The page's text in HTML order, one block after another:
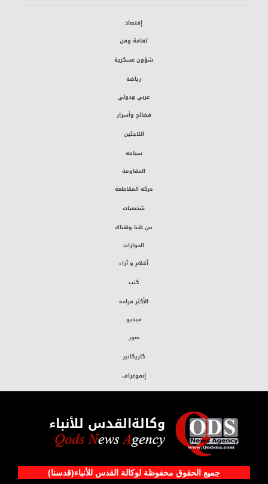
إقتصاد
ثقافة وفن
شؤون عسكرية
رياضة
عربي ودولي
فضائح وأسرار
اللاجئين
سياحة
المقاومة
حركة المقاطعة
شخصيات
من هنا وهناك
الحوارات
أقلام و آراء
كتب
الأكثر قراءة
فيديو
صور
كاريكاتير
إنفوغراف
وكالةالقدس للأنباء
جميع الحقوق محفوظة لوکالة القدس للأنباء(قدسنا)